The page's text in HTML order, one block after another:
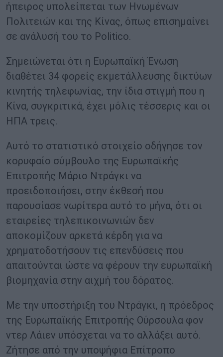
ήπειρος υπολείπεται των Ηνωμένων
Πολιτειών και της Κίνας, όπως επισημαίνει
σε ανάλυσή του το Politico.
Σημειώνεται ότι η Ευρωπαϊκή Ένωση
διαθέτει 34 φορείς εκμετάλλευσης δικτύων
κινητής τηλεφωνίας, την ίδια στιγμή που η
Κίνα, συγκριτικά, έχει μόλις τέσσερις και οι
ΗΠΑ τρεις.
Αυτό το στατιστικό στοιχείο οδήγησε τον
κορυφαίο σύμβουλο της Ευρωπαϊκής
Επιτροπής Μάριο Ντράγκι να
προειδοποιήσει, στην έκθεσή που
παρουσίασε νωρίτερα αυτό το μήνα, ότι οι
εταιρείες τηλεπικοινωνιών δεν
αποκομίζουν αρκετά κέρδη για να
χρηματοδοτήσουν τις επενδύσεις που
απαιτούνται ώστε να φέρουν την ευρωπαϊκή
βιομηχανία στην αιχμή του δόρατος.
Με την υποστήριξη του Ντράγκι, η πρόεδρος
της Ευρωπαϊκής Επιτροπής Ούρσουλα φον
ντερ Λάιεν υπόσχεται να το αλλάξει αυτό.
Ζήτησε από την υποψήφια Επίτροπο